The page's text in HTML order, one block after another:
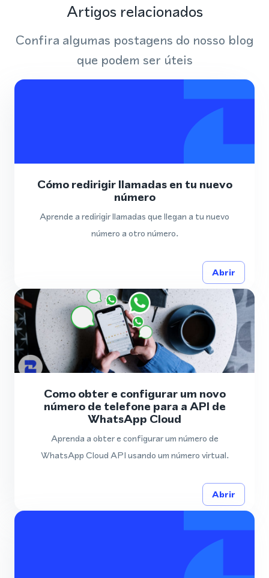
Artigos relacionados
Confira algumas postagens do nosso blog
que podem ser úteis
Cómo redirigir llamadas en tu nuevo
número
Aprende a redirigir llamadas que llegan a tu nuevo
número a otro número.
Abrir
Como obter e configurar um novo
número de telefone para a API de
WhatsApp Cloud
Aprenda a obter e configurar um número de
WhatsApp Cloud API usando um número virtual.
Abrir